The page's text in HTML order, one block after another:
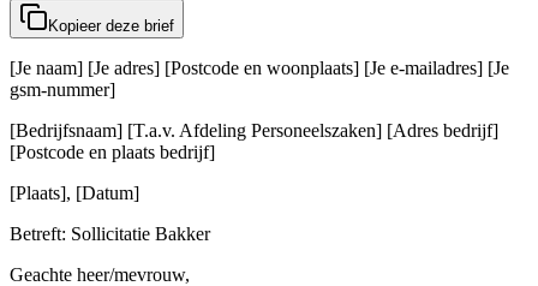
Kopieer deze brief
[Je naam] [Je adres] [Postcode en woonplaats] [Je e-mailadres] [Je
gsm-nummer]
[Bedrijfsnaam] [T.a.v. Afdeling Personeelszaken] [Adres bedrijf]
[Postcode en plaats bedrijf]
[Plaats], [Datum]
Betreft: Sollicitatie Bakker
Geachte heer/mevrouw,